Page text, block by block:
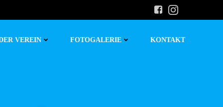
VEREIN FOTOGALERIE KONTAKT